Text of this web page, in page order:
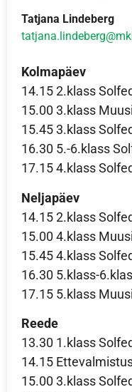
Tatjana Lindeberg
Kolmapäev
14.15 2.klass
15.00 3.klass
15.45 3.klass
16.30 5.-6.klass
17.15 4.klass
Neljapäev
14.15 2.klass
15.00 4.klass
15.45 4.klass
16.30 5.klass-
17.15 5.klass
Reede
13.30 1.klass
14.15
15.00 3.klass